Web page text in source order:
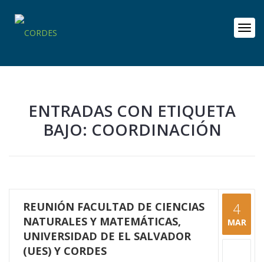
ENTRADAS CON ETIQUETA
BAJO: COORDINACIÓN
REUNIÓN FACULTAD DE CIENCIAS
NATURALES Y MATEMÁTICAS,
UNIVERSIDAD DE EL SALVADOR
(UES) Y CORDES
4
MAR